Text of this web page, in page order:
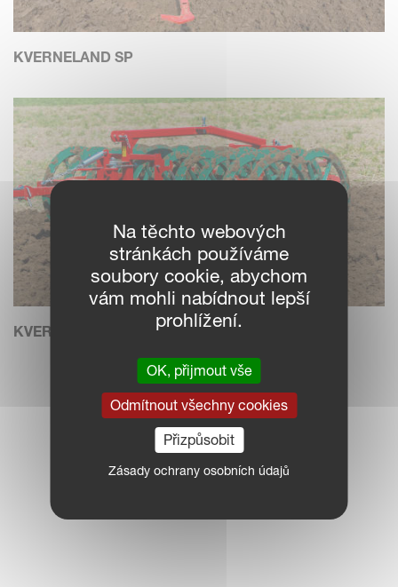
KVERNELAND SP
KVERNELAND DP
Na těchto webových
stránkách používáme
soubory cookie, abychom
vám mohli nabídnout lepší
prohlížení.
OK, přijmout vše
Odmítnout všechny cookies
Přizpůsobit
Zásady ochrany osobních údajů